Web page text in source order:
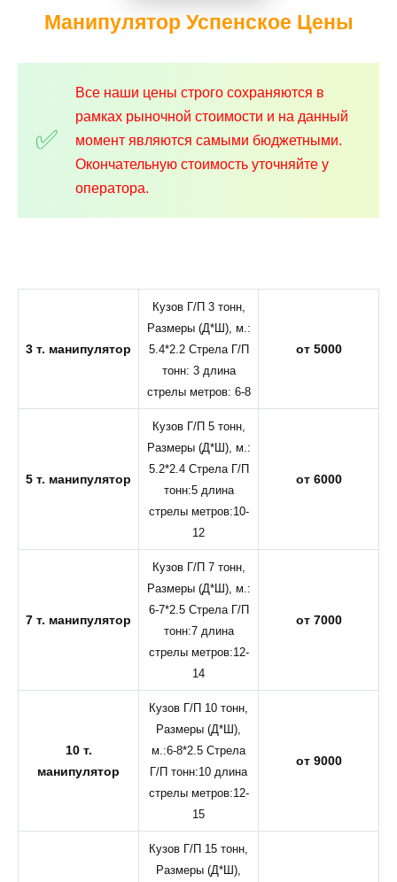
Манипулятор Успенское Цены
Все наши цены строго сохраняются в
рамках рыночной стоимости и на данный
момент являются самыми бюджетными.
Окончательную стоимость уточняйте у
оператора.
3 т. манипулятор
Кузов Г/П 3 тонн,
Размеры (Д*Ш), м.:
5.4*2.2 Стрела Г/П
тонн: 3 длина
стрелы метров: 6-8
от 5000
5 т. манипулятор
Кузов Г/П 5 тонн,
Размеры (Д*Ш), м.:
5.2*2.4 Стрела Г/П
тонн:5 длина
стрелы метров:10-
12
от 6000
7 т. манипулятор
Кузов Г/П 7 тонн,
Размеры (Д*Ш), м.:
6-7*2.5 Стрела Г/П
тонн:7 длина
стрелы метров:12-
14
от 7000
10 т.
манипулятор
Кузов Г/П 10 тонн,
Размеры (Д*Ш),
м.:6-8*2.5 Стрела
Г/П тонн:10 длина
стрелы метров:12-
15
от 9000
Кузов Г/П 15 тонн,
Размеры (Д*Ш),